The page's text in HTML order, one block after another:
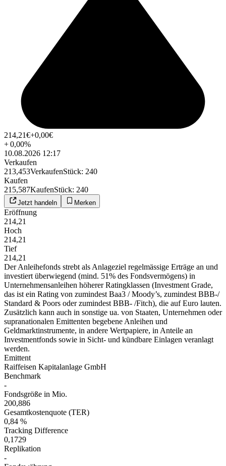
214,21€+0,00€
+0,00%
10.08.2026 12:17
Verkaufen
213,453VerkaufenStück: 240
Kaufen
215,587KaufenStück: 240
Jetzt handeln Merken
Eröffnung
214,21
Hoch
214,21
Tief
214,21
Der Anleihefonds strebt als Anlageziel regelmässige Erträge an und
investiert überwiegend (mind. 51% des Fondsvermögens) in
Unternehmensanleihen höherer Ratingklassen (Investment Grade,
das ist ein Rating von zumindest Baa3 / Moody’s, zumindest BBB-/
Standard & Poors oder zumindest BBB- /Fitch), die auf Euro lauten.
Zusätzlich kann auch in sonstige ua. von Staaten, Unternehmen oder
supranationalen Emittenten begebene Anleihen und
Geldmarktinstrumente, in andere Wertpapiere, in Anteile an
Investmentfonds sowie in Sicht- und kündbare Einlagen veranlagt
werden.
Emittent
Raiffeisen Kapitalanlage GmbH
Benchmark
-
Fondsgröße in Mio.
200,886
Gesamtkostenquote (TER)
0,84 %
Tracking Difference
0,1729
Replikation
-